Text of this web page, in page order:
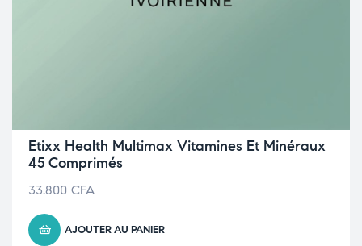
Etixx Health Multimax Vitamines Et Minéraux
45 Comprimés
33.800 CFA
AJOUTER AU PANIER